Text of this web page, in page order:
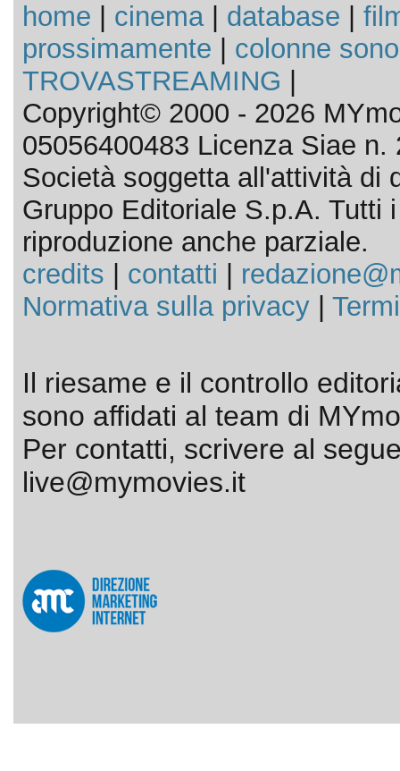
home cinema| database
prossimamente
colonne
TROVASTREAMING
Copyright© 2000 - 2026
05056400483 Licenza Siae n.
Società soggetta all'attività di
Gruppo Editoriale S.p.A. Tutti
riproduzione anche parziale.
credits
contatti
Normativa sulla privacy|
Il riesame e il controllo
sono affidati al team di
Per contatti, scrivere al
live@mymovies.it